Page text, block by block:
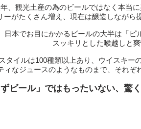
、観光土産の為のビールではなく本当
ーがたくさん増え、現在は醸造しながら
日本でお目にかかるビールの大半は「ピ
スッキリとした喉越しと
タイルは100種類以上あり、ウイスキ
ィなジュースのようなものまで、それぞ
ずビール」ではもったいない、驚